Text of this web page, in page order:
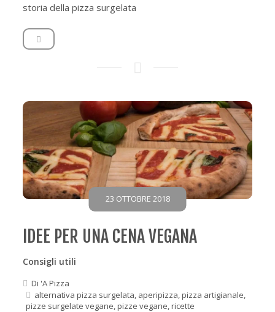
storia della pizza surgelata
23 OTTOBRE 2018
IDEE PER UNA CENA VEGANA
Consigli utili
Di 'A Pizza
alternativa pizza surgelata, aperipizza,pizza artigianale,
pizze surgelate vegane,pizze vegane,ricette